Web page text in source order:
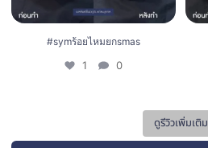
#symร้อยไหมยกsmas
1 0
ดูรีวิวเพิ่มเติม